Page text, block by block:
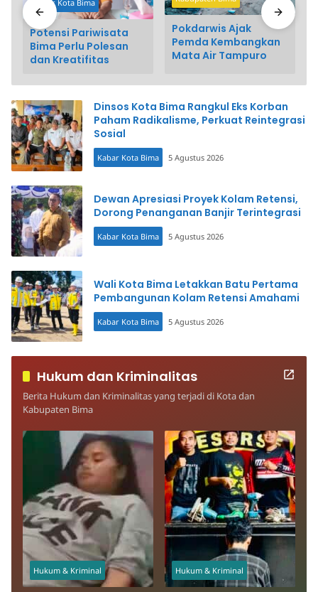
Kabar Kota Bima
Potensi Pariwisata
Bima Perlu Polesan
dan Kreatifitas
Pokdarwis Ajak
Pemda Kembangkan
Mata Air Tampuro
Dinsos Kota Bima Rangkul Eks Korban
Paham Radikalisme, Perkuat Reintegrasi
Sosial
Kabar Kota Bima 5 Agustus 2026
Dewan Apresiasi Proyek Kolam Retensi,
Dorong Penanganan Banjir Terintegrasi
Kabar Kota Bima 5 Agustus 2026
Wali Kota Bima Letakkan Batu Pertama
Pembangunan Kolam Retensi Amahami
Kabar Kota Bima 5 Agustus 2026
Hukum dan Kriminalitas
Berita Hukum dan Kriminalitas yang terjadi di Kota dan
Kabupaten Bima
Hukum & Kriminal Hukum & Kriminal